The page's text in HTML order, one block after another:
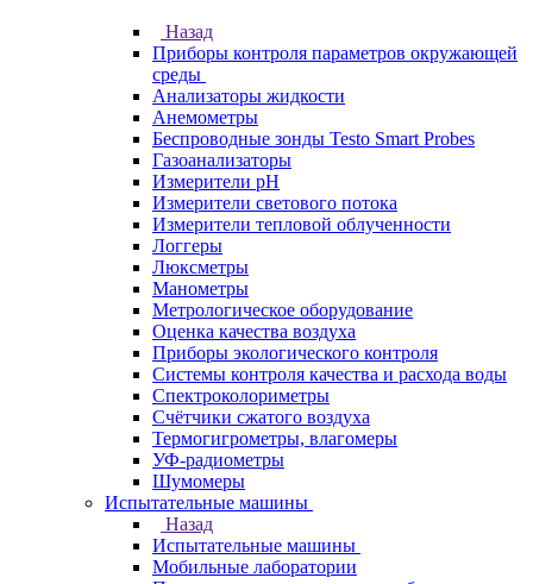
Назад
Приборы контроля параметров окружающей
среды
Анализаторы жидкости
Анемометры
Беспроводные зонды Testo Smart Probes
Газоанализаторы
Измерители pH
Измерители светового потока
Измерители тепловой облученности
Логгеры
Люксметры
Манометры
Метрологическое оборудование
Оценка качества воздуха
Приборы экологического контроля
Системы контроля качества и расхода воды
Спектроколориметры
Счётчики сжатого воздуха
Термогигрометры, влагомеры
УФ-радиометры
Шумомеры
Испытательные машины
Назад
Испытательные машины
Мобильные лаборатории